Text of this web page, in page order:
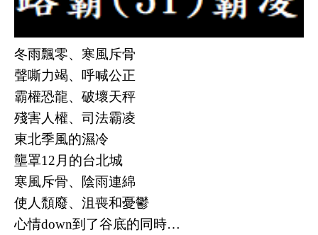
冬雨飄零、寒風斥骨
聲嘶力竭、呼喊公正
霸權恐龍、破壞天秤
殘害人權、司法霸凌
東北季風的濕冷
壟罩12 月的台北城
寒風斥骨、陰雨連綿
使人頹廢、沮喪和憂鬱
心情down到了谷底的同時…